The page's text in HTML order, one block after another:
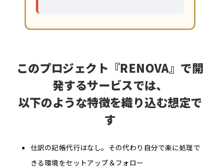
このプロジェクト『RENOVA』で開
発するサービスでは、
以下のような特徴を織り込む想定で
す
仕訳の記帳代行はなし。その代わり自分で楽に処理で
きる環境をセットアップ＆フォロー